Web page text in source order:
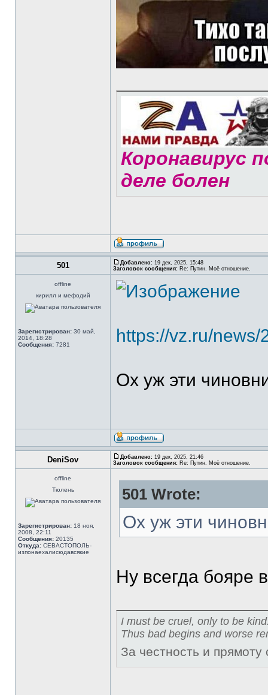
Коронавирус
деле болен
501 Добавлено: 19 дек, 2025, 15:48
Заголовок сообщения: Re: Путин. Моё отношение.
offline
кирилл и мефодий
Зарегистрирован: 30 май,
2014, 18:28
Сообщения: 7281 https://vz.ru/
Ох уж эти
DeniSov Добавлено: 19 дек, 2025, 21:46
Заголовок сообщения: Re: Путин. Моё отношение.
offline
Тюлень
Зарегистрирован: 18 ноя,
2008, 22:11
Сообщения: 20135
Откуда: СЕВАСТОПОЛЬ-
изпонаехалисюдавсякие
501 Wrote:
Ох уж эти
Ну всегда бояре
I must be cruel, only to be
Thus bad begins and worse
За честность и